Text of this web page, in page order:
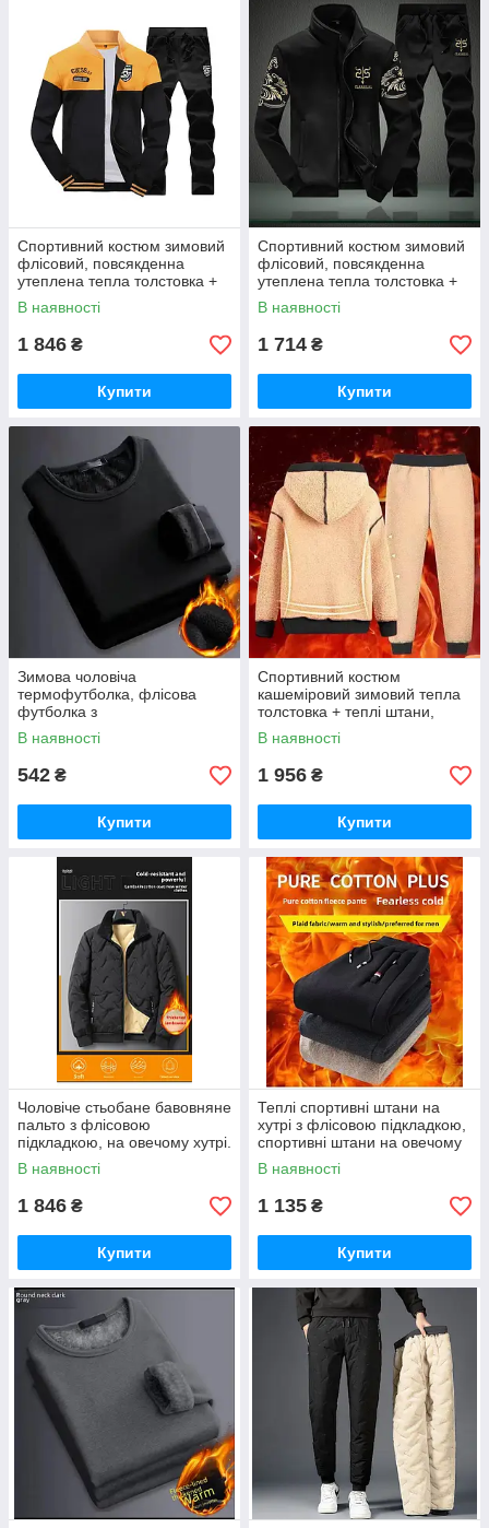
Спортивний костюм зимовий
флісовий, повсякденна
утеплена тепла толстовка +
штани, чорні-жовто-жовтогар
3XL
В наявності
1 846 ₴
Купити
Спортивний костюм зимовий
флісовий, повсякденна
утеплена тепла толстовка +
штани, чорний із
вишивкою3XL
В наявності
1 714 ₴
Купити
Зимова чоловіча
термофутболка, флісова
футболка з
підкладкою Преміумкласу.
3XL-5XL (50-52-54)
В наявності
542 ₴
Купити
Спортивний костюм
кашеміровий зимовий тепла
толстовка + теплі штани,
чорний, на хутрі, 4XL-5XL
В наявності
1 956 ₴
Купити
Чоловіче стьобане бавовняне
пальто з флісовою
підкладкою, на овечому хутрі.
Вітрозахисна куртка парку
"Consul"
В наявності
1 846 ₴
Купити
Теплі спортивні штани на
хутрі з флісовою підкладкою,
спортивні штани на овечому
хутрі "New Sport" 5XL 52-54
В наявності
1 135 ₴
Купити